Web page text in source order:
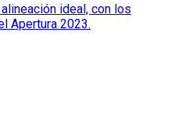
ideal, con los
Apertura 2023.